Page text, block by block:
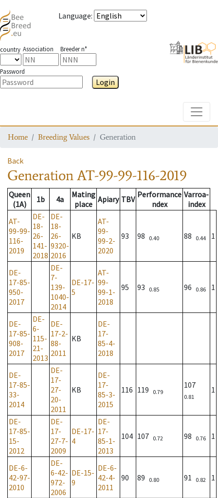
Language:
country Association Breeder n°
Password
Login
Home Breeding Values Generation
Back
GenerationAT-99-99-116-2019
Queen
(1A)
1b 4a
Mating
place Apiary TBV Performance
ndex
Varroa-
index
AT-
99-99-
116-
2019
DE-
18-
26-
141-
2018
DE-
18-
26-
9320-
2016
KB
AT-
99-
99-2-
2020
93 98 0.40 88 0.44 1
DE-
17-85-
950-
2017
DE-
7-
139-
1040-
2014
DE-17-
5
AT-
99-
99-1-
2018
95 93 0.85 96 0.86 1
DE-
17-85-
908-
2017
DE-
6-
115-
21-
2013
DE-
17-2-
88-
2011
KB
DE-
17-
85-4-
2018
DE-
17-85-
33-
2014
DE-
17-
27-
20-
2011
KB
DE-
17-
85-3-
2015
116 119 0.79
107
0.81
1
DE-
17-85-
15-
2012
DE-
17-
27-7-
2009
DE-17-
4
DE-
17-
85-1-
2013
104 107 0.72 98 0.76 1
DE-6-
42-97-
2010
DE-
6-42-
972-
2006
DE-15-
9
DE-6-
42-4-
2011
90 89 0.80 91 0.82 1